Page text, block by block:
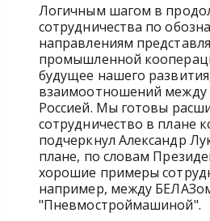
Логичным шагом в
сотрудничества по
направлениям
промышленной
будущее нашего
взаимоотношений между
Россией. Мы готовы
сотрудничество в плане
подчеркнул Александр
плане, по словам
хорошие примеры
например, между
"Пневмостроймашиной".